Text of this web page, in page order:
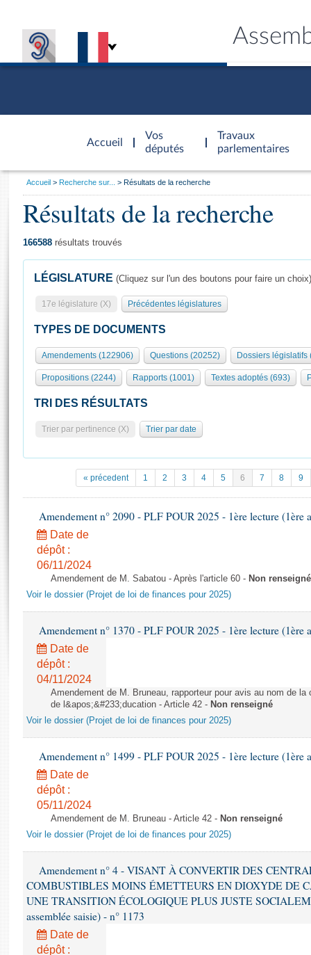
Accueil
d'accueil
Vos
députés
Travaux
parlementaires
Présidence
577 députés
Groupes politiques
Séance publique
Commissions et autres organes
Europe et International
Pétitions
Projets de loi
Propositions de loi
Amendements
Textes adoptés
Rapports d'enquête
Rapports législatifs
Rapports sur l'application des lois
Baromètre de l’application des lois
Dossiers législatifs
Questions écrites et orales
Comptes rendus des débats
Général
Rôle et pouvoirs de l'Assemblée
Organisation de l'Assemblée
Présidence Conférence des Présidents Bureau Collège des
Statistiques et chiffres clés
Documents de référence
( Constitution | Règlement de l'Assemblée ... )
Histoire
Juniors
Anciennes législatures
Liens vers les sites publics
Visiter l'Assemblée
Visite virtuelle du palais Bourbon
Assister à une séance
La Bibliothèque
Contacts et plan d'accès
Photos libres de droit
Vous
Accueil Recherche sur... Résultats de la recherche
Résultats de la recherche
166588 résultats trouvés
LÉGISLATURE (Cliquez sur l'un des boutons pour faire un choix)
17e législature (X) Précédentes législatures
TYPES DE DOCUMENTS
Amendements (122906) Questions (20252) Dossiers législatifs
Propositions (2244) Rapports (1001) Textes adoptés (693)
TRI DES RÉSULTATS
Trier par pertinence (X) Trier par date
« précedent 1 2 3 4 5 6 7 8 9
Amendement n° 2090 - PLF POUR 2025 - 1ère lecture (1ère
Date de
dépôt :
06/11/2024
Amendement de M. Sabatou - Après l'article 60 - Non renseigné
Voir le dossier (Projet de loi de finances pour 2025)
Amendement n° 1370 - PLF POUR 2025 - 1ère lecture (1ère
Date de
dépôt :
04/11/2024
Amendement de M. Bruneau, rapporteur pour avis au nom de
de l&apos;&#233;ducation - Article 42 - Non renseigné
Voir le dossier (Projet de loi de finances pour 2025)
Amendement n° 1499 - PLF POUR 2025 - 1ère lecture (1ère
Date de
dépôt :
05/11/2024
Amendement de M. Bruneau - Article 42 - Non renseigné
Voir le dossier (Projet de loi de finances pour 2025)
Amendement n° 4 - VISANT À CONVERTIR DES
COMBUSTIBLES MOINS ÉMETTEURS EN DIOXYDE DE
UNE TRANSITION ÉCOLOGIQUE PLUS JUSTE
assemblée saisie) - n° 1173
Date de
dépôt :